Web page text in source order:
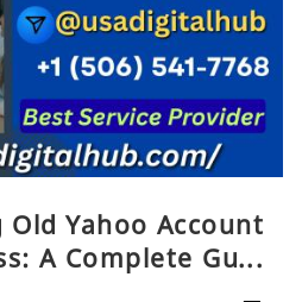
Yahoo Account
A Complete Guid